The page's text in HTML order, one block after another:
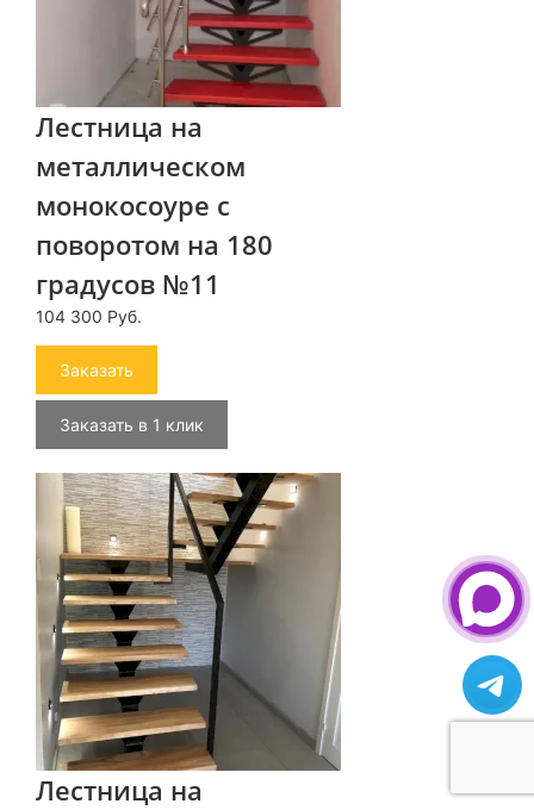
Лестница на
металлическом
монокосоуре с
поворотом на 180
градусов №11
104 300 Руб.
Заказать
Заказать в 1 клик
Лестница на